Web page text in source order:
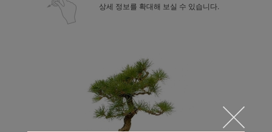
상세 정보를 확대해 보실 수 있습니다.